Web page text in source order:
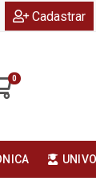
Cadastrar
0